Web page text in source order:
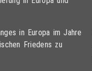
in Europa im Jahre
Friedens zu